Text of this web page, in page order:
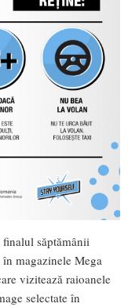
săptămânii
magazinele Mega
vizitează raioanele
selectate în